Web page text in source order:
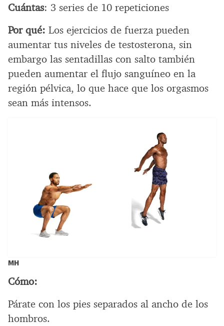
Cuántas: 3 series de 10 repeticiones
Por qué: Los ejercicios de fuerza pueden
aumentar tus niveles de testosterona, sin
embargo las sentadillas con salto también
pueden aumentar el flujo sanguíneo en la
región pélvica, lo que hace que los orgasmos
sean más intensos.
MH
Cómo:
Párate con los pies separados al ancho de los
hombros.